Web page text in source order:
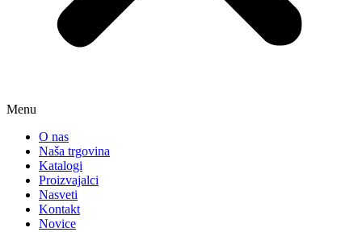
Menu
O nas
Naša trgovina
Katalogi
Proizvajalci
Nasveti
Kontakt
Novice